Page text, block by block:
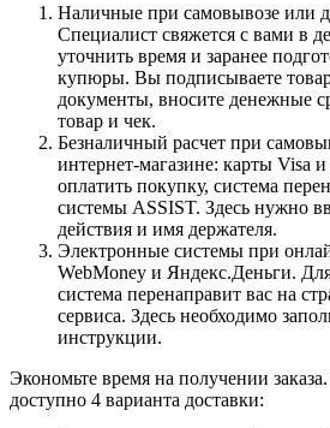
Наличные при самовывозе или
Специалист свяжется с вами в
уточнить время и заранее
купюры. Вы подписываете
документы, вносите денежные
товар и чек.
Безналичный расчет при
интернет-магазине: карты Visa
оплатить покупку, система
системы ASSIST. Здесь нужно
действия и имя держателя.
Электронные системы при
WebMoney и Яндекс.Деньги.
система перенаправит вас на
сервиса. Здесь необходимо
инструкции.
Экономьте время на получении
доступно 4 варианта доставки: